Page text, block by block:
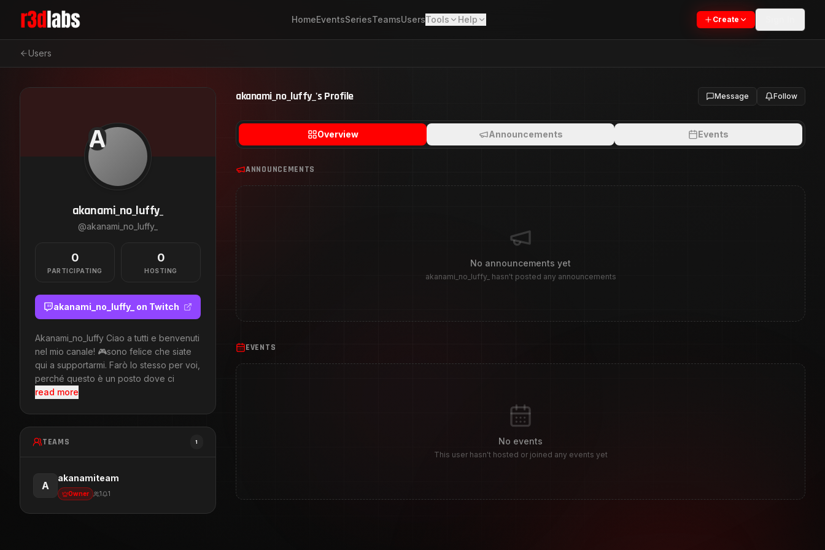
HomeEventsSeriesTeamsUsersTools Help Create
Users
A
akanami_no_luffy_
@akanami_no_luffy_
0
PARTICIPATING
0
HOSTING
akanami_no_luffy_ on Twitch
Akanami_no_luffy Ciao a tutti e benvenuti
nel mio canale! 🎮sono felice che siate
qui a supportarmi. Farò lo stesso per voi,
perché questo è un posto dove ci
read more
TEAMS 1
A
akanamiteam
Owner 1 1
akanami_no_luffy_'s Profile Message Follow
Overview Announcements Events
ANNOUNCEMENTS
No announcements yet
akanami_no_luffy_ hasn't posted any announcements
EVENTS
No events
This user hasn't hosted or joined any events yet